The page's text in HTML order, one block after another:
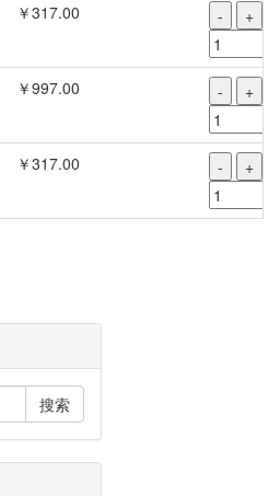
￥317.00 - +
￥997.00 - +
￥317.00 - +
搜索